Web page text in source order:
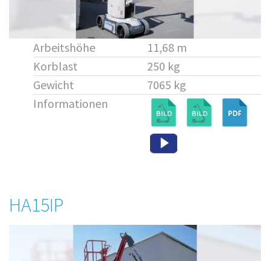
Arbeitshöhe
11,68 m
Korblast
250 kg
Gewicht
7065 kg
Informationen
HA15IP